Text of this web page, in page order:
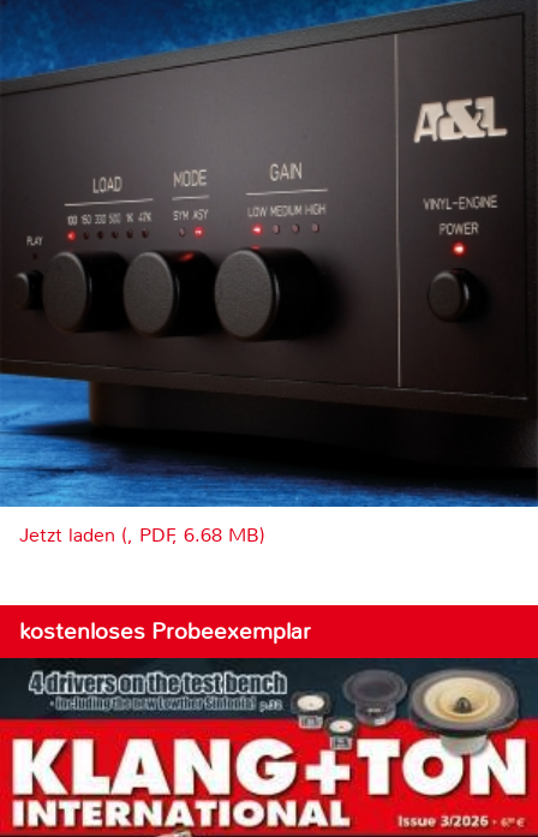
Jetzt laden (, PDF, 6.68 MB)
kostenloses Probeexemplar